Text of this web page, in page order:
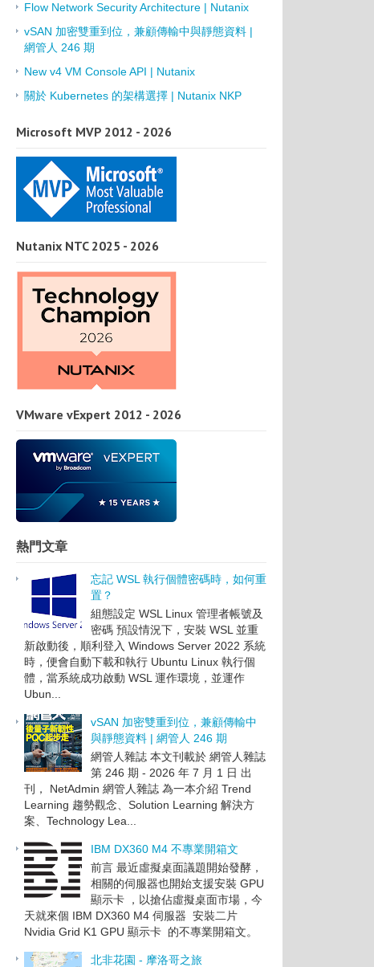
Flow Network Security Architecture | Nutanix
vSAN 加密雙重到位，兼顧傳輸中與靜態資料 |
網管人 246 期
New v4 VM Console API | Nutanix
關於 Kubernetes 的架構選擇 | Nutanix NKP
Microsoft MVP 2012 - 2026
Nutanix NTC 2025 - 2026
VMware vExpert 2012 - 2026
熱門文章
忘記 WSL 執行個體密碼時，如何重
置？
組態設定 WSL Linux 管理者帳號及
密碼 預設情況下，安裝 WSL 並重
新啟動後，順利登入 Windows Server 2022 系統
時，便會自動下載和執行 Ubuntu Linux 執行個
體，當系統成功啟動 WSL 運作環境，並運作
Ubun...
vSAN 加密雙重到位，兼顧傳輸中
與靜態資料 | 網管人 246 期
網管人雜誌 本文刊載於 網管人雜誌
第 246 期 - 2026 年 7 月 1 日 出
刊， NetAdmin 網管人雜誌 為一本介紹 Trend
Learning 趨勢觀念、Solution Learning 解決方
案、Technology Lea...
IBM DX360 M4 不專業開箱文
前言 最近虛擬桌面議題開始發酵，
相關的伺服器也開始支援安裝 GPU
顯示卡 ，以搶佔虛擬桌面市場，今
天就來個 IBM DX360 M4 伺服器 安裝二片
Nvidia Grid K1 GPU 顯示卡 的不專業開箱文。
北非花園 - 摩洛哥之旅